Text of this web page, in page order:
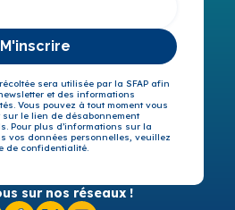
M'inscrire
sera utilisée par la SFAP afin
et des informations
Vous pouvez à tout moment vous
le lien de désabonnement
Pour plus d’informations sur la
vos données personnelles, veuillez
de confidentialité.
sur nos réseaux !